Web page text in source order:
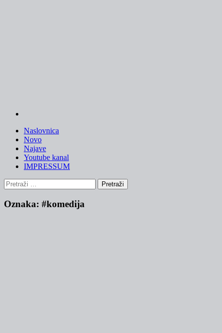
Naslovnica
Novo
Najave
Youtube kanal
IMPRESSUM
Pretraži:
Oznaka: #komedija